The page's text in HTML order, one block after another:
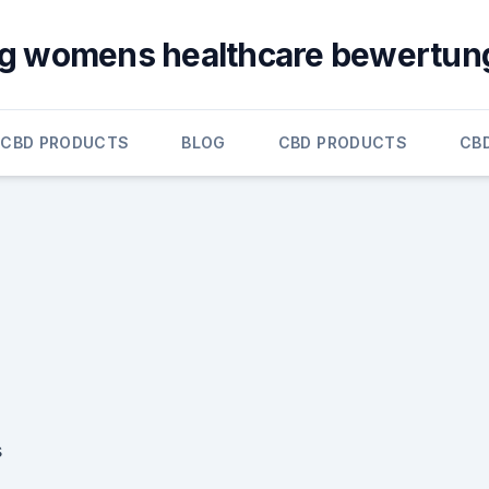
womens healthcare
CBD PRODUCTS BLOG CBD PRODUCTS